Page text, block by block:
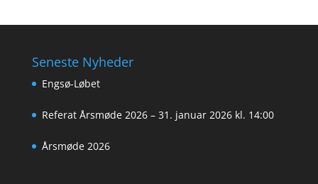
Seneste Nyheder
Engsø-Løbet
Referat Årsmøde 2026 – 31. januar 2026 kl. 14:00
Årsmøde 2026